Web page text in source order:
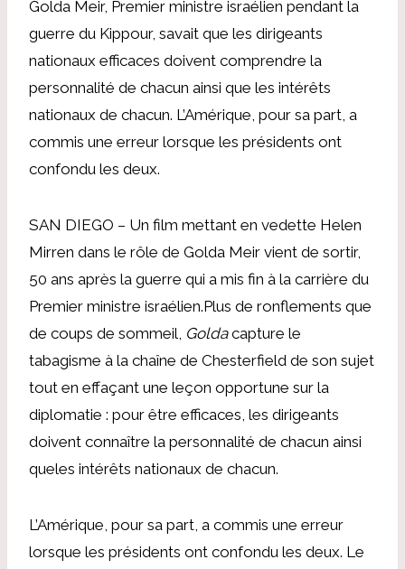
Golda Meir, Premier ministre israélien pendant la
guerre du Kippour, savait que les dirigeants
nationaux efficaces doivent comprendre la
personnalité de chacun ainsi que les intérêts
nationaux de chacun. L’Amérique, pour sa part, a
commis une erreur lorsque les présidents ont
confondu les deux.
SAN DIEGO – Un film mettant en vedette Helen
Mirren dans le rôle de Golda Meir vient de sortir,
50 ans après la guerre qui a mis fin à la carrière du
Premier ministre israélien.Plus de ronflements que
de coups de sommeil, Goldacapture le
tabagisme à la chaîne de Chesterfield de son sujet
tout en effaçant une leçon opportune sur la
diplomatie : pour être efficaces, les dirigeants
doivent connaître la personnalité de chacun ainsi
queles intérêts nationaux de chacun.
L’Amérique, pour sa part, a commis une erreur
lorsque les présidents ont confondu les deux. Le